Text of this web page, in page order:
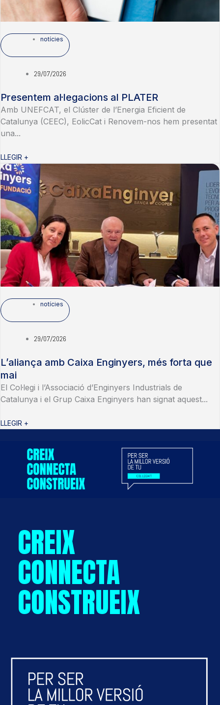
notícies
29/07/2026
Presentem al·legacions al PLATER
Amb UNEFCAT, el Clúster de l’Energia Eficient de
Catalunya (CEEC), EolicCat i Renovem-nos hem presentat
una...
LLEGIR +
notícies
29/07/2026
L’aliança amb Caixa Enginyers, més forta que
mai
El Col·legi i l’Associació d’Enginyers Industrials de
Catalunya i el Grup Caixa Enginyers han signat aquest...
LLEGIR +
CREIX
CONNECTA
CONSTRUEIX